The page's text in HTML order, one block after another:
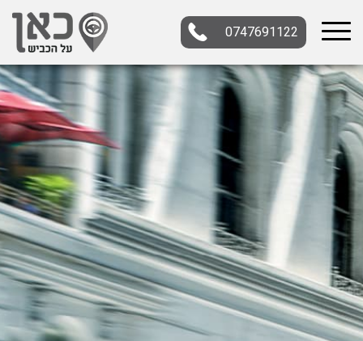
0747691122
בחר תתקטגוריה בחר מיקום
הכל
צפון
מרכז
דרום
במרכז
בצפון
בירושלים
ירושלים